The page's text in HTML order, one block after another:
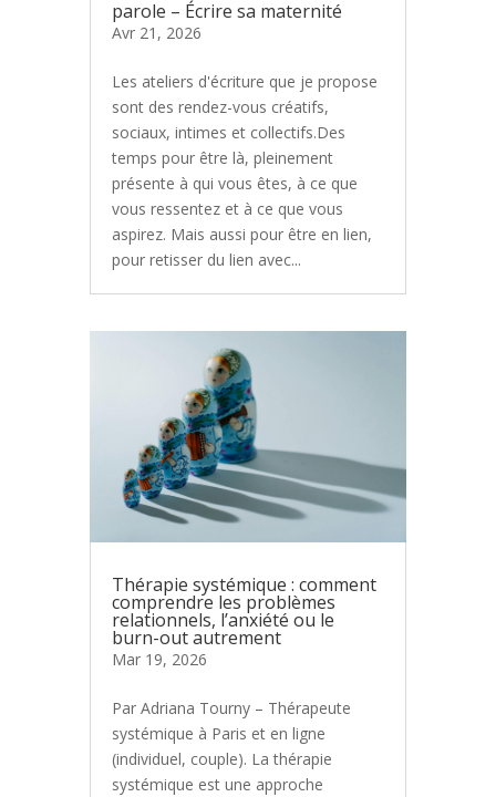
parole – Écrire sa maternité
Avr 21, 2026
Les ateliers d'écriture que je propose
sont des rendez-vous créatifs,
sociaux, intimes et collectifs.Des
temps pour être là, pleinement
présente à qui vous êtes, à ce que
vous ressentez et à ce que vous
aspirez. Mais aussi pour être en lien,
pour retisser du lien avec...
Thérapie systémique : comment
comprendre les problèmes
relationnels, l’anxiété ou le
burn-out autrement
Mar 19, 2026
Par Adriana Tourny – Thérapeute
systémique à Paris et en ligne
(individuel, couple). La thérapie
systémique est une approche